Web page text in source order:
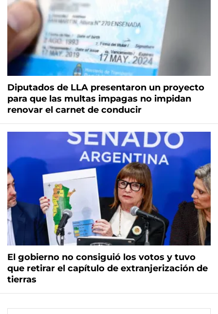
Diputados de LLA presentaron un proyecto
para que las multas impagas no impidan
renovar el carnet de conducir
El gobierno no consiguió los votos y tuvo
que retirar el capítulo de extranjerización de
tierras